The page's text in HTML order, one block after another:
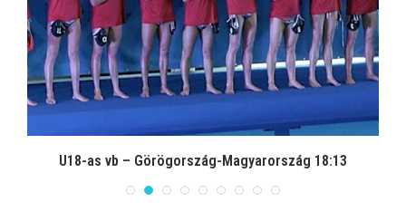
U18-as vb – Görögország-Magyarország 18:13